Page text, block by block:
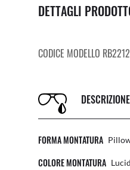
DETTAGLI
CODICE MODELLO
FORMA MONTATURA
COLORE MONTATURA